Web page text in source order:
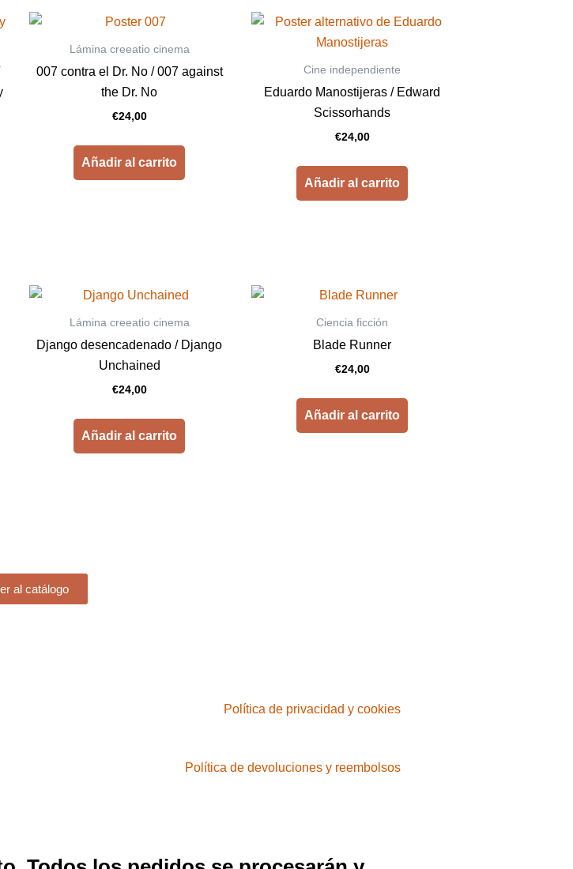
Lámina creeatio cinema
007 contra el Dr. No / 007 against
the Dr. No
€24,00
Añadir al carrito
Cine independiente
Eduardo Manostijeras / Edward
Scissorhands
€24,00
Añadir al carrito
Lámina creeatio cinema
Django desencadenado / Django
Unchained
€24,00
Añadir al carrito
Ciencia ficción
Blade Runner
€24,00
Añadir al carrito
al catálogo
Política de privacidad y cookies
Política de devoluciones y reembolsos